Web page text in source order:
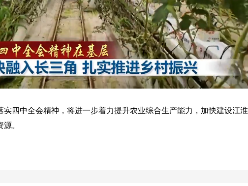
中全会精神，将进一步着力提升农业综合生产能力，加快建设江淮
。